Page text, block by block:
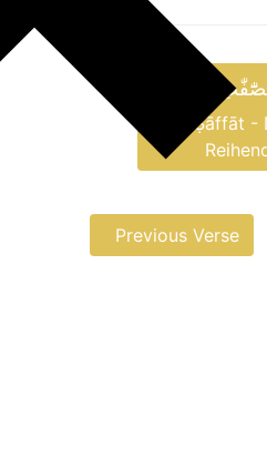
aṣ-Ṣāffāt -
Previous Verse